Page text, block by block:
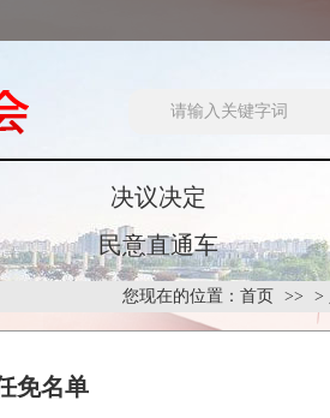
决议决定
民意直通车
您现在的位置： 首页 >
免名单